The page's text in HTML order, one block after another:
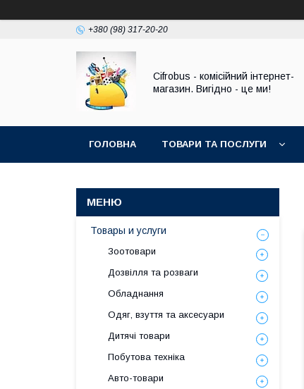
+380 (98) 317-20-20
Cifrobus - комiсiйний iнтернет-
магазин. Вигiдно - це ми!
ГОЛОВНА ТОВАРИ ТА ПОСЛУГИ
Товары и услуги
Зоотовари
Дозвілля та розваги
Обладнання
Одяг, взуття та аксесуари
Дитячі товари
Побутова техніка
Авто-товари